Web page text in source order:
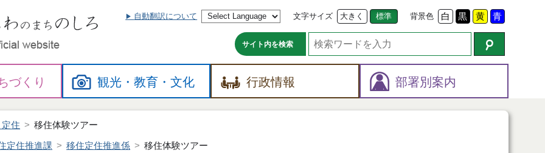
自動翻訳について 文字サイズ 大きく 標準 背景色 白 黒 黄 青
サイト内を検索
づくり 観光・教育・文化 行政情報 部署別案内
住 移住体験ツアー
定住推進課 移住定住推進係 移住体験ツアー